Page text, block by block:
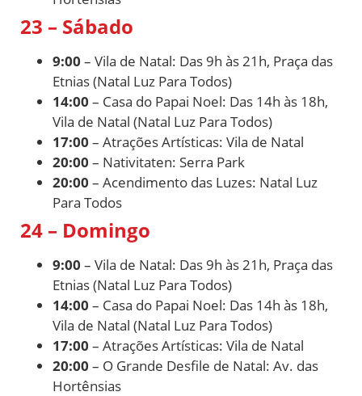
23 – Sábado
9:00 – Vila de Natal: Das 9h às 21h, Praça das
Etnias (Natal Luz Para Todos)
14:00 – Casa do Papai Noel: Das 14h às 18h,
Vila de Natal (Natal Luz Para Todos)
17:00 – Atrações Artísticas: Vila de Natal
20:00 – Nativitaten: Serra Park
20:00 – Acendimento das Luzes: Natal Luz
Para Todos
24 – Domingo
9:00 – Vila de Natal: Das 9h às 21h, Praça das
Etnias (Natal Luz Para Todos)
14:00 – Casa do Papai Noel: Das 14h às 18h,
Vila de Natal (Natal Luz Para Todos)
17:00 – Atrações Artísticas: Vila de Natal
20:00 – O Grande Desfile de Natal: Av. das
Hortênsias